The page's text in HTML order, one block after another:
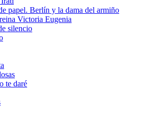
papel. Berlín y la dama del armiño
Victoria Eugenia
silencio
te daré